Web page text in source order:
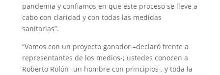
pandemia y confiamos en que este proceso se lleve a
cabo con claridad y con todas las medidas
sanitarias”.
“Vamos con un proyecto ganador –declaró frente a
representantes de los medios-; ustedes conocen a
Roberto Rolón -un hombre con principios-, y toda la